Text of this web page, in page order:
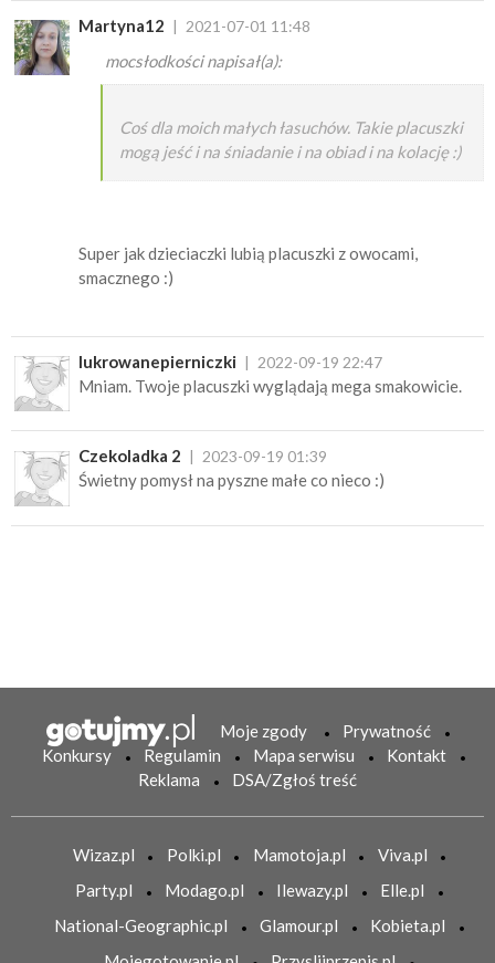
Martyna12 2021-07-01 11:48
mocsłodkości napisał(a):
Coś dla moich małych łasuchów. Takie placuszki
mogą jeść i na śniadanie i na obiad i na kolację :)
Super jak dzieciaczki lubią placuszki z owocami,
smacznego :)
lukrowanepierniczki 2022-09-19 22:47
Mniam. Twoje placuszki wyglądają mega smakowicie.
Czekoladka 2 2023-09-19 01:39
Świetny pomysł na pyszne małe co nieco :)
Moje zgody
Prywatność
Konkursy
Regulamin Mapa serwisu
Kontakt
Reklama
DSA/Zgłoś treść
Wizaz.pl Polki.pl Mamotoja.pl
Viva.pl
Party.pl
Modago.pl Ilewazy.pl
Elle.pl
National-Geographic.pl
Glamour.pl
Kobieta.pl